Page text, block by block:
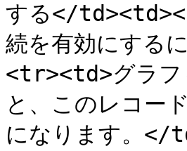
する</
続を有効にする
<tr><td>グラフ
と、このレコー
になります。